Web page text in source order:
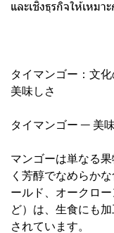
และเชิงธุรกิจให้เหมา
タイマンゴー：文
美味しさ
タイマンゴー ― 美
マンゴーは単なる
く芳醇でなめらか
ールド、オークロ
ど）は、生食にも
されています。